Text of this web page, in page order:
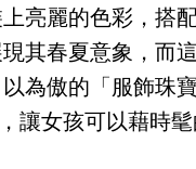
亮麗的色彩，搭
其春夏意象，而
為傲的「服飾珠
讓女孩可以藉時